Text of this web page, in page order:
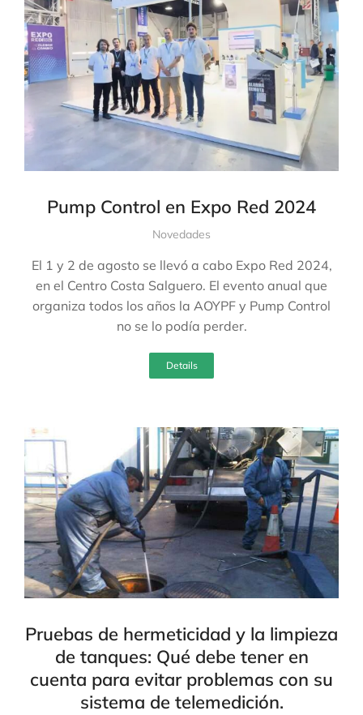
Pump Control en Expo Red 2024
Novedades
El 1 y 2 de agosto se llevó a cabo Expo Red 2024,
en el Centro Costa Salguero. El evento anual que
organiza todos los años la AOYPF y Pump Control
no se lo podía perder.
Details
Pruebas de hermeticidad y la limpieza
de tanques: Qué debe tener en
cuenta para evitar problemas con su
sistema de telemedición.